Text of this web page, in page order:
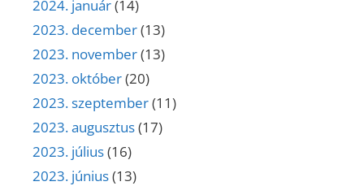
2024. január(14)
2023. december(13)
2023. november(13)
2023. október(20)
2023. szeptember(11)
2023. augusztus(17)
2023. július(16)
2023. június(13)